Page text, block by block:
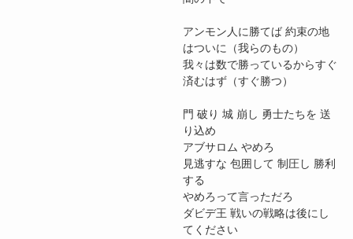
アンモン人に勝てば 約束の地
はついに（我らのもの）
我々は数で勝っているからすぐ
済むはず（すぐ勝つ）
門 破り 城 崩し 勇士たちを 送
り込め
アブサロム やめろ
見逃すな 包囲して 制圧し 勝利
する
やめろって言っただろ
ダビデ王 戦いの戦略は後にし
てください